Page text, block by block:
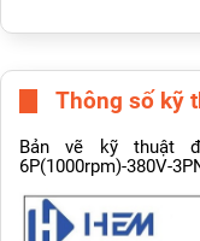
Thông số kỹ
Bản vẽ kỹ thuật
6P(1000rpm)-380V-